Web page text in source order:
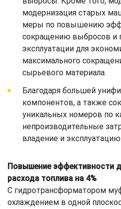
модернизация старых
меры по повышению
сокращению выбросов и
эксплуатации для
максимального
сырьевого материала.
Благодаря большей
компонентов, а также
уникальных номеров по
непроизводительные
владение и эксплуатацию.
Повышение эффективности
расхода топлива на 4%
С гидротрансформатором
охлаждением в одной